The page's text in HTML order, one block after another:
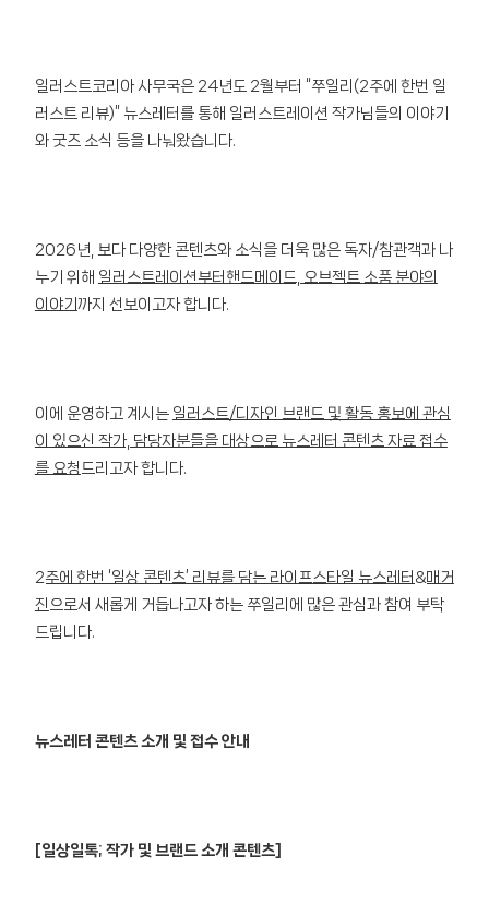
일러스트코리아 사무국은 24년도 2월부터 “쭈일리(2주에 한번 일
러스트 리뷰)” 뉴스레터를 통해 일러스트레이션 작가님들의 이야기
와 굿즈 소식 등을 나눠왔습니다.
2026년, 보다 다양한 콘텐츠와 소식을 더욱 많은 독자/참관객과 나
누기 위해 일러스트레이션부터핸드메이드, 오브젝트 소품 분야의
이야기 까지 선보이고자 합니다.
이에 운영하고 계시는 일러스트/디자인 브랜드 및 활동 홍보에 관심
이 있으신 작가, 담당자분들을 대상으로 뉴스레터 콘텐츠 자료 접수
를 요청드리고자 합니다.
2주에 한번 ‘일상 콘텐츠’ 리뷰를 담는 라이프스타일 뉴스레터&매거
진 으로서 새롭게 거듭나고자 하는 쭈일리에 많은 관심과 참여 부탁
드립니다.
뉴스레터 콘텐츠 소개 및 접수 안내
[일상일톡; 작가 및 브랜드 소개 콘텐츠]